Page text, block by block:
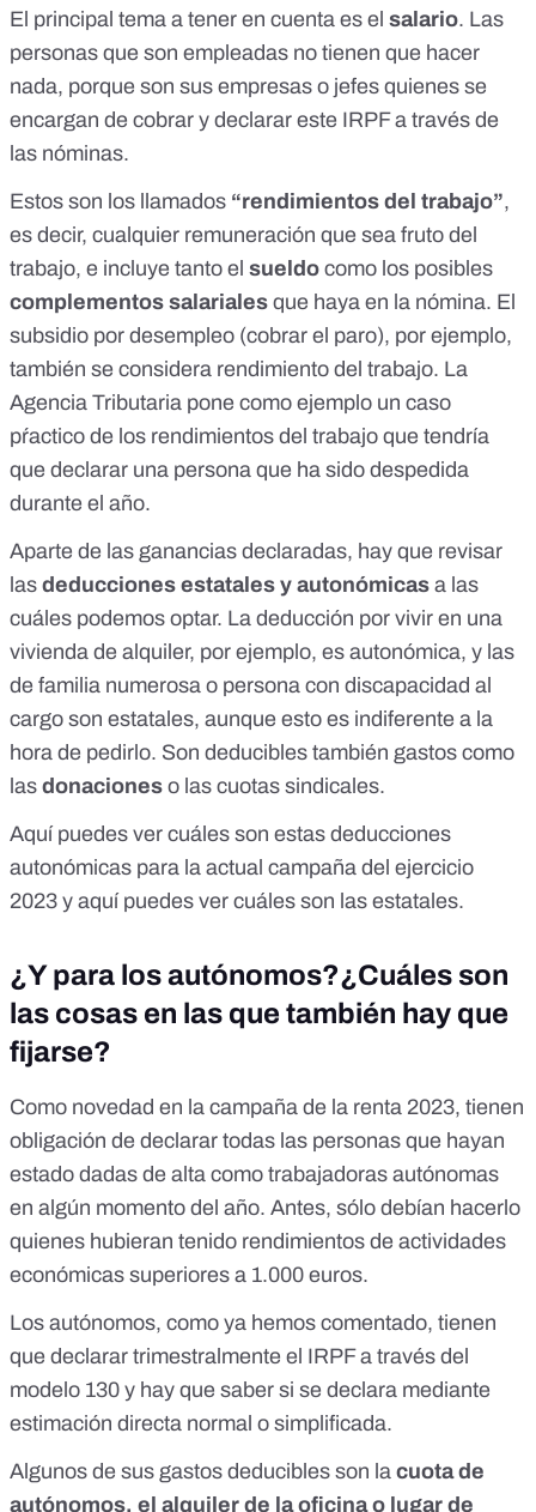
El principal tema a tener en cuenta es el salario. Las
personas que son empleadas no tienen que hacer
nada, porque son sus empresas o jefes quienes se
encargan de cobrar y declarar este IRPF a través de
las nóminas.
Estos son los llamados “rendimientos del trabajo”,
es decir, cualquier remuneración que sea fruto del
trabajo, e incluye tanto el sueldo como los posibles
complementos salariales que haya en la nómina. El
subsidio por desempleo (cobrar el paro), por ejemplo,
también se considera rendimiento del trabajo. La
Agencia Tributaria pone como ejemplo un caso
pŕactico de los rendimientos del trabajo que tendría
que declarar una persona que ha sido despedida
durante el año.
Aparte de las ganancias declaradas, hay que revisar
las deducciones estatales y autonómicas a las
cuáles podemos optar. La deducción por vivir en una
vivienda de alquiler, por ejemplo, es autonómica, y las
de familia numerosa o persona con discapacidad al
cargo son estatales, aunque esto es indiferente a la
hora de pedirlo. Son deducibles también gastos como
las donaciones o las cuotas sindicales.
Aquí puedes ver cuáles son estas deducciones
autonómicas para la actual campaña del ejercicio
2023 y aquí puedes ver cuáles son las estatales.
¿Y para los autónomos?¿Cuáles son
las cosas en las que también hay que
fijarse?
Como novedad en la campaña de la renta 2023, tienen
obligación de declarar todas las personas que hayan
estado dadas de alta como trabajadoras autónomas
en algún momento del año. Antes, sólo debían hacerlo
quienes hubieran tenido rendimientos de actividades
económicas superiores a 1.000 euros.
Los autónomos, como ya hemos comentado, tienen
que declarar trimestralmente el IRPF a través del
modelo 130 y hay que saber si se declara mediante
estimación directa normal o simplificada.
Algunos de sus gastos deducibles son la cuota de
autónomos, el alquiler de la oficina o lugar de